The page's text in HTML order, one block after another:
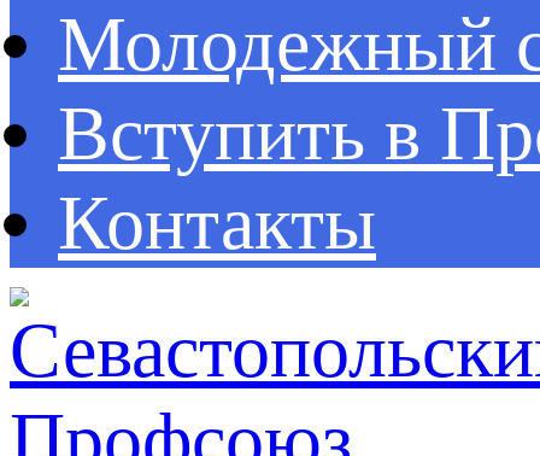
Молодежный
Вступить в
Контакты